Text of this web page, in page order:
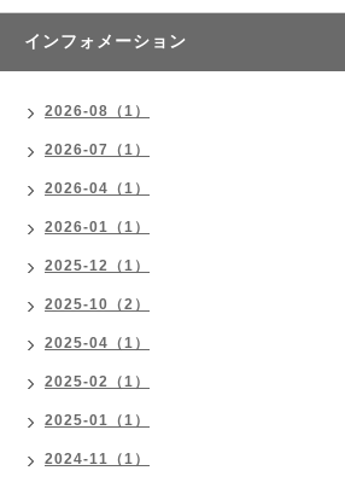
インフォメーション
2026-08（1）
2026-07（1）
2026-04（1）
2026-01（1）
2025-12（1）
2025-10（2）
2025-04（1）
2025-02（1）
2025-01（1）
2024-11（1）